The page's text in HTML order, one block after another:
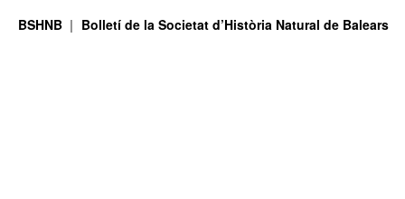
BSHNB Bolletí de la Societat d’Història Natural de Balears